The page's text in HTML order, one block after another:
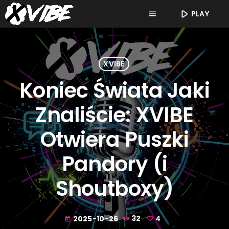
menu play_arrow PLAY
XVIBE
Koniec Świata Jaki
Znaliście: XVIBE
Otwiera Puszki
Pandory (i
Shoutboxy)
today 2025-10-26 32 4